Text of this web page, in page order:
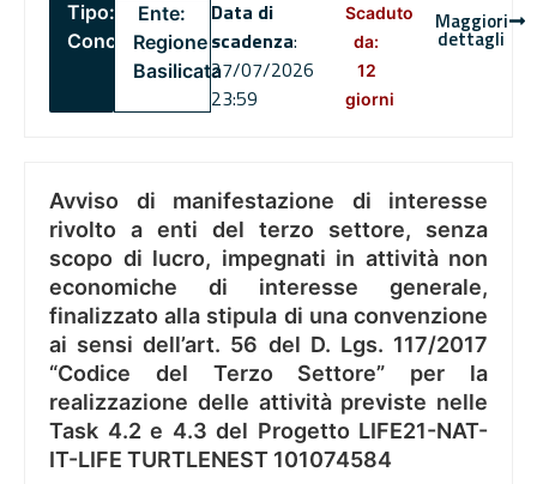
Tipo:
Concorsi
Ente:
Regione
Basilicata
Data di
scadenza:
27/07/2026
23:59
Scaduto
da:
12
giorni
Maggiori
dettagli
Avviso di manifestazione di interesse
rivolto a enti del terzo settore, senza
scopo di lucro, impegnati in attività non
economiche di interesse generale,
finalizzato alla stipula di una convenzione
ai sensi dell’art. 56 del D. Lgs. 117/2017
“Codice del Terzo Settore” per la
realizzazione delle attività previste nelle
Task 4.2 e 4.3 del Progetto LIFE21-NAT-
IT-LIFE TURTLENEST 101074584